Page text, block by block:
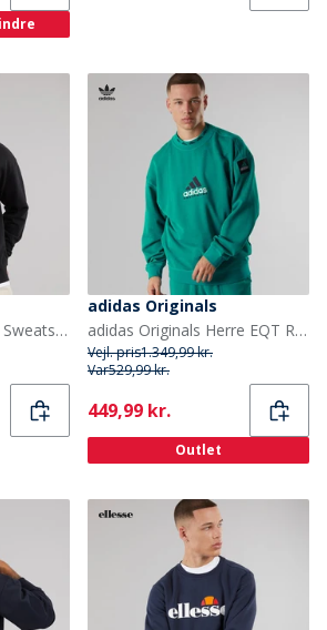
HUGO Herre Nierofix Sweatshirt Sort
adidas Originals
adidas Originals Herre EQT Reflekterende Rund Hals Sweatshirt Equipment Green
Vejl. pris1.349,99 kr.
Var529,99 kr.
Current
449,99 kr.
Outlet